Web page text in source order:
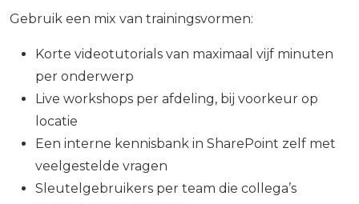
Gebruik een mix van trainingsvormen:
Korte videotutorials van maximaal vijf minuten
per onderwerp
Live workshops per afdeling, bij voorkeur op
locatie
Een interne kennisbank in SharePoint zelf met
veelgestelde vragen
Sleutelgebruikers per team die collega’s